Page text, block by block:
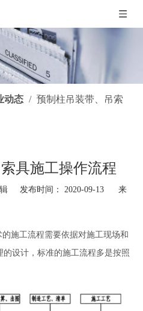
动态 / 预制柱吊装带、吊索
具施工操作流程
发布时间： 2020-09-13 来
施工流程需要依据对施工现场和
设计，标准的施工流程多是按照